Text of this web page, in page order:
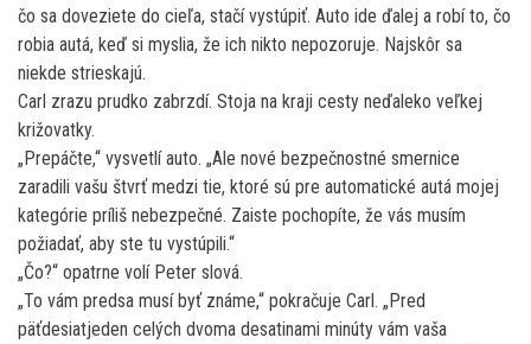
čo sa doveziete do cieľa, stačí vystúpiť. Auto ide ďalej a robí to, čo
robia autá, keď si myslia, že ich nikto nepozoruje. Najskôr sa
niekde strieskajú.
Carl zrazu prudko zabrzdí. Stoja na kraji cesty neďaleko veľkej
križovatky.
„Prepáčte,“ vysvetlí auto. „Ale nové bezpečnostné smernice
zaradili vašu štvrť medzi tie, ktoré sú pre automatické autá mojej
kategórie príliš nebezpečné. Zaiste pochopíte, že vás musím
požiadať, aby ste tu vystúpili.“
„Čo?“ opatrne volí Peter slová.
„To vám predsa musí byť známe,“ pokračuje Carl. „Pred
päťdesiatjeden celých dvoma desatinami minúty vám vaša